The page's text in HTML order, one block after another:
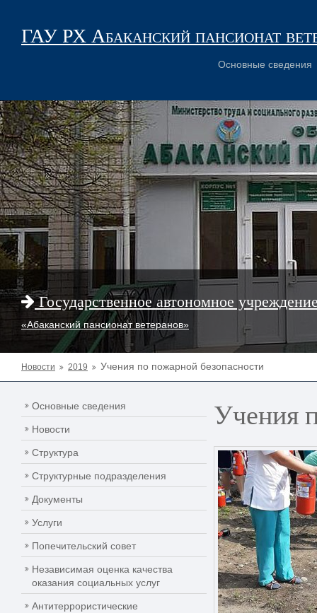
ГАУ РХ Абаканский пансионат
Основные сведения
Государственное автономное
«Абаканский пансионат ветеранов»
Новости 2019 Учения по пожарной безопасности
Основные сведения
Новости
Структура
Структурные подразделения
Документы
Услуги
Попечительский совет
Независимая оценка качества
оказания социальных услуг
Антитеррористические
Учения